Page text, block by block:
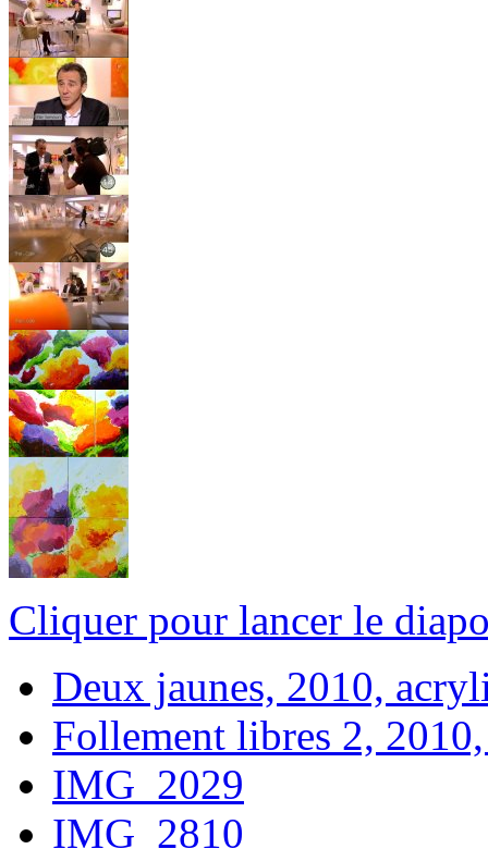
Cliquer pour lancer le
Deux jaunes, 2010,
Follement libres 2,
IMG_2029
IMG_2810